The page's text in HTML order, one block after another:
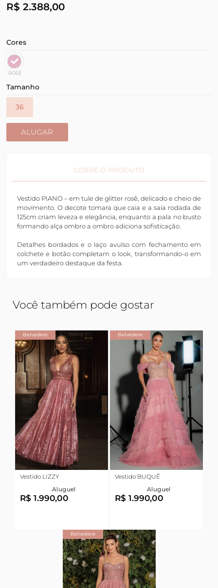
R$ 2.388,00
Cores
ROSÊ
Tamanho
36
ALUGAR
SOBRE O PRODUTO
Vestido PIANO – em tule de glitter rosê, delicado e cheio de
movimento. O decote tomara que caia e a saia rodada de
125cm criam leveza e elegância, enquanto a pala no busto
formando alça ombro a ombro adiciona sofisticação.
Detalhes bordados e o laço avulso com fechamento em
colchete e botão completam o look, transformando-o em
um verdadeiro destaque da festa.
Você também pode gostar
Belvedere
Vestido LIZZY
Aluguel
R$ 1.990,00
Belvedere
Vestido BUQUÊ
Aluguel
R$ 1.990,00
Belvedere